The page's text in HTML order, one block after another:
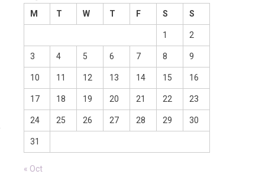
M
T W T F S S
1 2
3 4 5 6 7 8 9
10 11 12 13 14 15 16
17 18 19 20 21 22 23
24 25 26 27 28 29 30
31
« Oct